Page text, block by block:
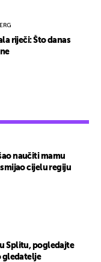
naučiti mamu
cijelu regiju
Splitu, pogledajte
gledatelje
riječi: Što danas